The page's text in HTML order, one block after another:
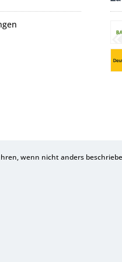
wenn nicht anders